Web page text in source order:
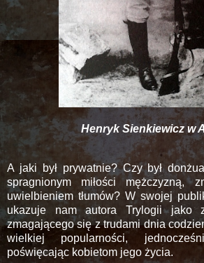
Henryk Sienkiewicz w
A jaki był prywatnie? Czy był
spragnionym miłości mężczyzną,
uwielbieniem tłumów? W swojej
ukazuje nam autora Trylogii jako
zmagającego się z trudami dnia
wielkiej popularności,
poświęcając kobietom jego życia.